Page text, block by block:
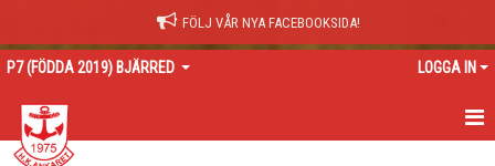
FÖLJ VÅR NYA FACEBOOKSIDA!
P7 (FÖDDA 2019) BJÄRRED LOGGA IN
HEM